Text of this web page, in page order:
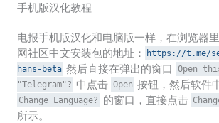
手机版汉化教程
电报手机版汉化和电脑版一样，在浏览器
网社区中文安装包的地址：
https://t.me/
hans-beta 然后直接在弹出的窗口 Open
"Telegram"? 中点击 Open 按钮，然后软件
Change Language? 的窗口，直接点击
所示。